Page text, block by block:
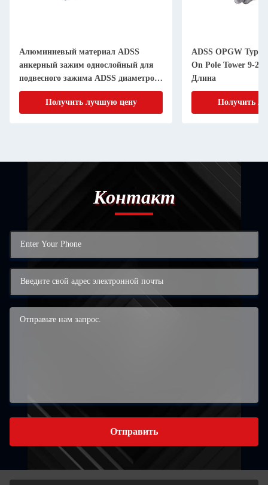
Алюминиевый материал ADSS
анкерный зажим однослойный для
подвесного зажима ADSS диаметром
9-11 мм
Получить лучшую цену
ADSS OPGW Type
On Pole Tower 9-
Длина
Получить
Контакт
Отправить